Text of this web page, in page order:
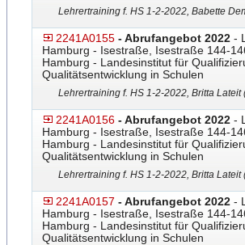
Lehrertraining f. HS 1-2-2022, Babette
2241A0155 - Abrufangebot 2022 -
Hamburg - Isestraße, Isestraße 144-
Hamburg - Landesinstitut für
Qualitätsentwicklung in Schulen
Lehrertraining f. HS 1-2-2022, Britta Lateit
2241A0156 - Abrufangebot 2022 -
Hamburg - Isestraße, Isestraße 144-
Hamburg - Landesinstitut für
Qualitätsentwicklung in Schulen
Lehrertraining f. HS 1-2-2022, Britta Lateit
2241A0157 - Abrufangebot 2022 -
Hamburg - Isestraße, Isestraße 144-
Hamburg - Landesinstitut für
Qualitätsentwicklung in Schulen